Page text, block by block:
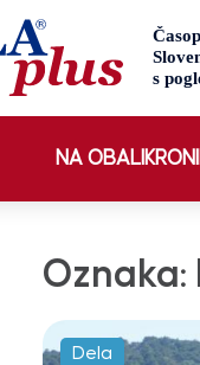
NA OBALI
Oznaka:
Dela